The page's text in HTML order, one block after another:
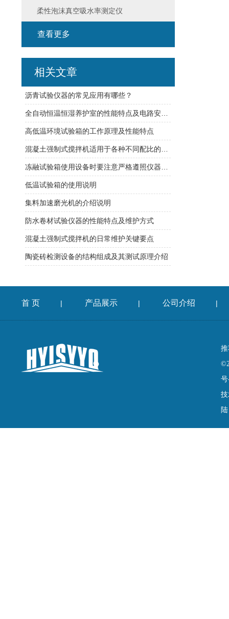
柔性泡沫真空吸水率测定仪
查看更多
相关文章
沥青试验仪器的常见应用有哪些？
高低温环境试验箱的工作原理及性能特点
低温试验箱的使用说明
集料加速磨光机的介绍说明
防水卷材试验仪器的性能特点及维护方式
混凝土强制式搅拌机的日常维护关键要点
陶瓷砖检测设备的结构组成及其测试原理介绍
首 页 | 产品展示 | 公司介绍 |
号
陆